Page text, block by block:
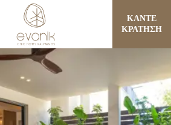
ΚΑΝΤΕ
ΚΡΑΤΗΣΗ